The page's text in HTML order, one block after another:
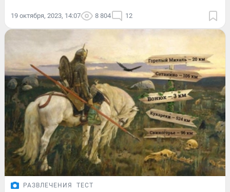
19 октября, 2023, 14:07 8 804 12
РАЗВЛЕЧЕНИЯ ТЕСТ